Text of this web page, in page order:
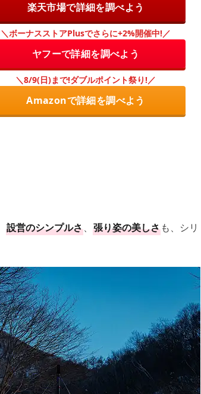
楽天市場で詳細を調べよう
＼ボーナスストアPlusでさらに+2%開催中!／
ヤフーで詳細を調べよう
＼8/9(日)まで!ダブルポイント祭り!／
Amazonで詳細を調べよう
設営のシンプルさ、 張り姿の美しさも、シリ